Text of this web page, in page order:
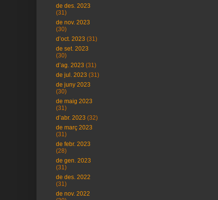
de des. 2023
(31)
de nov. 2023
(30)
d’oct. 2023 (31)
de set. 2023
(30)
d’ag. 2023 (31)
de jul. 2023 (31)
de juny 2023
(30)
de maig 2023
(31)
d’abr. 2023 (32)
de març 2023
(31)
de febr. 2023
(28)
de gen. 2023
(31)
de des. 2022
(31)
de nov. 2022